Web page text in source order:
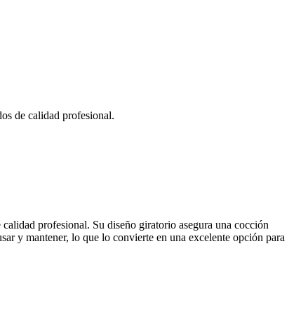
de calidad profesional.
profesional. Su diseño giratorio asegura una cocción
y mantener, lo que lo convierte en una excelente opción para